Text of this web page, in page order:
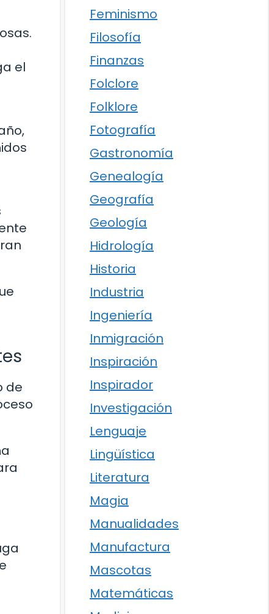
el
de
Feminismo
Filosofía
Finanzas
Folclore
Folklore
Fotografía
Gastronomía
Genealogía
Geografía
Geología
Hidrología
Historia
Industria
Ingeniería
Inmigración
Inspiración
Inspirador
Investigación
Lenguaje
Lingüística
Literatura
Magia
Manualidades
Manufactura
Mascotas
Matemáticas